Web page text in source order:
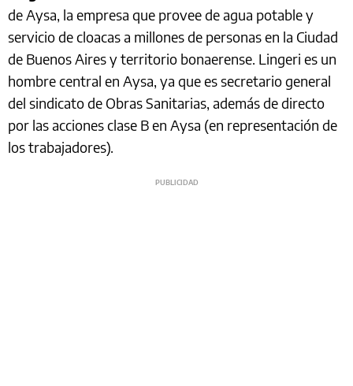
de Aysa, la empresa que provee de agua potable y
servicio de cloacas a millones de personas en la Ciudad
de Buenos Aires y territorio bonaerense. Lingeri es un
hombre central en Aysa, ya que es secretario general
del sindicato de Obras Sanitarias, además de directo
por las acciones clase B en Aysa (en representación de
los trabajadores).